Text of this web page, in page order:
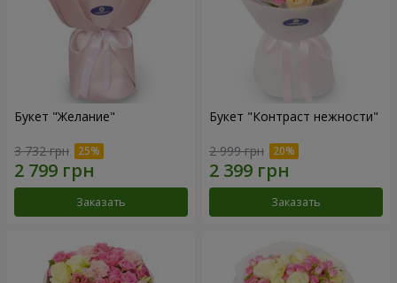
Букет "Желание"
3 732 грн
Заказать
Букет "Контраст нежности"
2 999 грн
Заказать